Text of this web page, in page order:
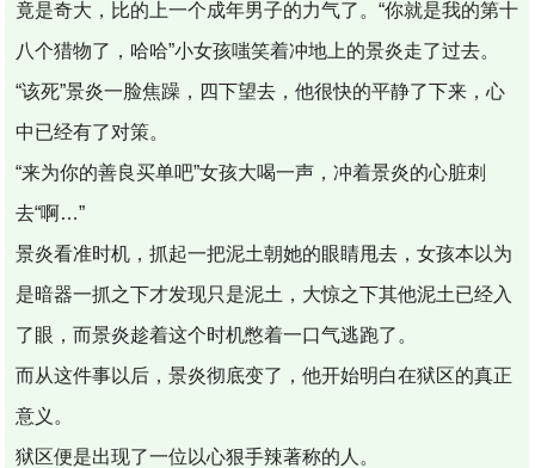
竟是奇大，比的上一个成年男子的力气了。“你就是我的第十
八个猎物了，哈哈”小女孩嗤笑着冲地上的景炎走了过去。
“该死”景炎一脸焦躁，四下望去，他很快的平静了下来，心
中已经有了对策。
“来为你的善良买单吧”女孩大喝一声，冲着景炎的心脏刺
去“啊…”
景炎看准时机，抓起一把泥土朝她的眼睛甩去，女孩本以为
是暗器一抓之下才发现只是泥土，大惊之下其他泥土已经入
了眼，而景炎趁着这个时机憋着一口气逃跑了。
而从这件事以后，景炎彻底变了，他开始明白在狱区的真正
意义。
狱区便是出现了一位以心狠手辣著称的人。